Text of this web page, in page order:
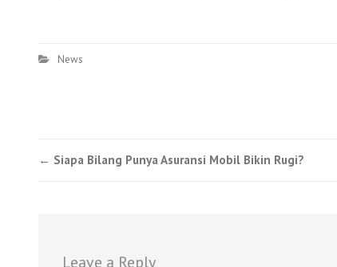
News
Post
← Siapa Bilang Punya Asuransi Mobil Bikin Rugi?
Leave a Reply